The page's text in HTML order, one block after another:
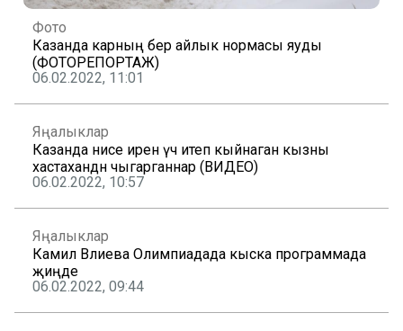
Фото
Казанда карның бер айлык нормасы яуды
(ФОТОРЕПОРТАЖ)
06.02.2022, 11:01
Яңалыклар
Казанда әнисе иренә үч итеп кыйнаган кызны
хастаханәдән чыгарганнар (ВИДЕО)
06.02.2022, 10:57
Яңалыклар
Камилә Вәлиева Олимпиадада кыска программада
җиңде
06.02.2022, 09:44